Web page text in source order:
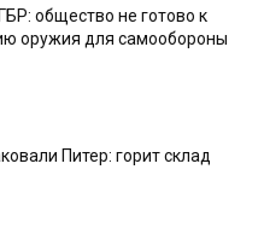
общество не готово к
оружия для самообороны
Питер: горит склад